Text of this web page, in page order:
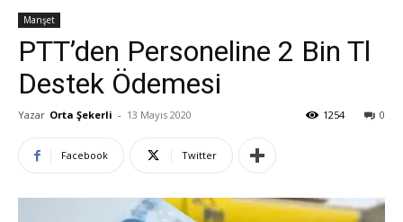
Manşet
PTT’den Personeline 2 Bin Tl
Destek Ödemesi
Yazar Orta Şekerli - 13 Mayıs 2020 0
1254
Facebook Twitter